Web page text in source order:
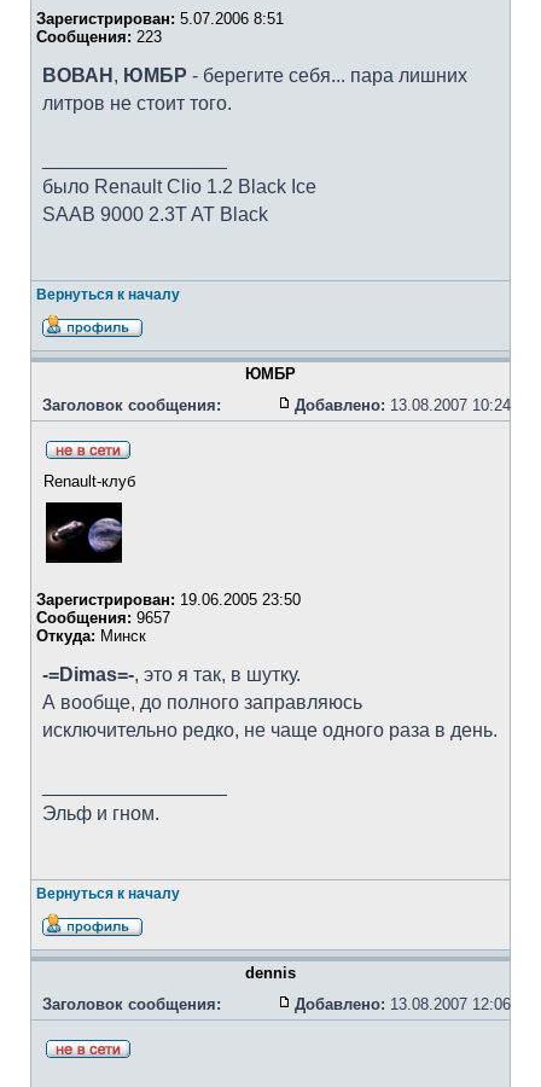
Зарегистрирован: 5.07.2006 8:51
Сообщения: 223
ВОВАН , ЮМБР - берегите себя... пара лишних
литров не стоит того.
было Renault Clio 1.2 Black Ice
SAAB 9000 2.3T AT Black
Вернуться к началу
ЮМБР
Заголовок сообщения:
Добавлено: 13.08.2007 10:24
Renault-клуб
Зарегистрирован: 19.06.2005 23:50
Сообщения: 9657
Откуда: Минск
-=Dimas=-, это я так, в шутку.
А вообще, до полного заправляюсь
исключительно редко, не чаще одного раза в день.
Эльф и гном.
Вернуться к началу
dennis
Заголовок сообщения:
Добавлено: 13.08.2007 12:06